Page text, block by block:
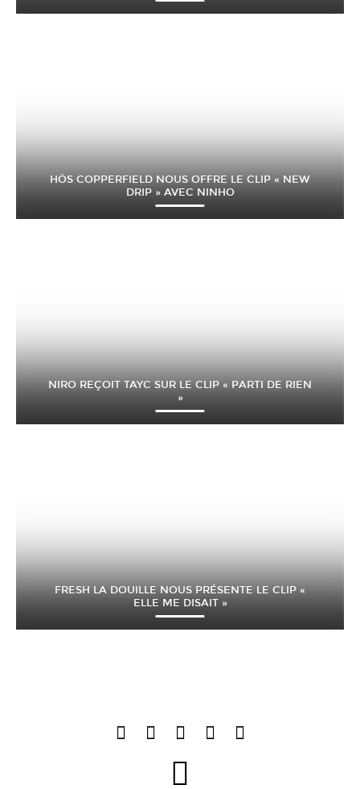
HÖS COPPERFIELD NOUS OFFRE LE CLIP « NEW
DRIP » AVEC NINHO
NIRO REÇOIT TAYC SUR LE CLIP « PARTI DE RIEN
»
FRESH LA DOUILLE NOUS PRÉSENTE LE CLIP «
ELLE ME DISAIT »